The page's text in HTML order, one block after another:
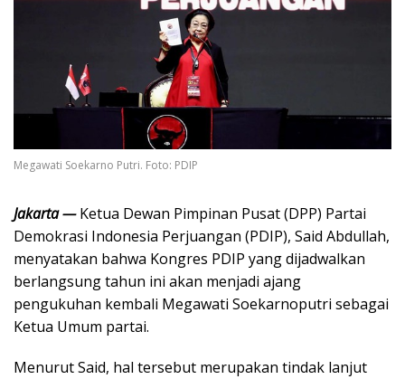
Megawati Soekarno Putri. Foto: PDIP
Jakarta —Ketua Dewan Pimpinan Pusat (DPP) Partai
Demokrasi Indonesia Perjuangan (PDIP), Said Abdullah,
menyatakan bahwa Kongres PDIP yang dijadwalkan
berlangsung tahun ini akan menjadi ajang
pengukuhan kembali Megawati Soekarnoputri sebagai
Ketua Umum partai.
Menurut Said, hal tersebut merupakan tindak lanjut